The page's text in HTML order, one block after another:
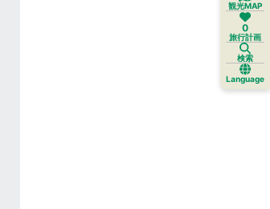
観光MAP
0
旅行計画
検索
Language